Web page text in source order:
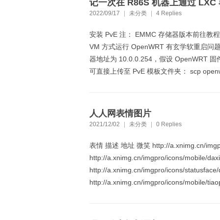
记一次在 R86S 机器上通过
2022/09/17 未分类 4 Replies
安装 PvE 注： EMMC 存储器版本前往教
VM 方式运行 OpenWRT 有玄学软重启问
器地址为 10.0.0.254，假设 OpenWRT
可直接上传至 PvE 模板文件夹： scp
人人网表情图片
2021/12/02 未分类 0 Replies
表情 描述 地址 微笑 http://a.xnimg.cn/
http://a.xnimg.cn/imgpro/icons/mobile/
http://a.xnimg.cn/imgpro/icons/
http://a.xnimg.cn/imgpro/icons/mobile/